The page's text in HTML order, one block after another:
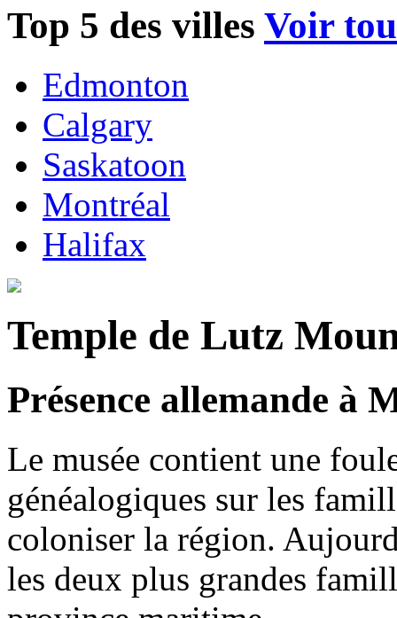
Top 5 des villes Voir
Edmonton
Calgary
Saskatoon
Montréal
Halifax
Temple de Lutz
Présence allemande à
Le musée contient une
généalogiques sur les
coloniser la région.
les deux plus grandes